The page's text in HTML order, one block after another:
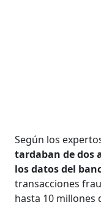
Según los
tardaban de dos
los datos del
transacciones
hasta 10 millones